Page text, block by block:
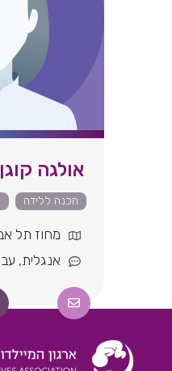
אולגה קוגן
הכנה ללידה
מחוז תל
אנגלית,